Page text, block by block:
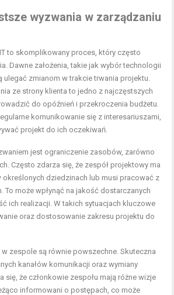
wyzwania w zarządzaniu
to skomplikowany proces, który często
Dawne założenia, takie jak wybór technologii
ulegać zmianom w trakcie trwania projektu.
ze strony klienta to jedno z najczęstszych
do opóźnień i przekroczenia budżetu.
komunikowanie się z interesariuszami,
projekt do ich oczekiwań.
jest ograniczenie zasobów, zarówno
Często zdarza się, że zespół projektowy ma
dziedzinach lub musi pracować z
To może wpłynąć na jakość dostarczanych
ich realizacji. W takich sytuacjach kluczowe
oraz dostosowanie zakresu projektu do
zespole są równie powszechne. Skuteczna
kanałów komunikacji oraz wymiany
się, że członkowie zespołu mają różne wizje
informowani o postępach, co może